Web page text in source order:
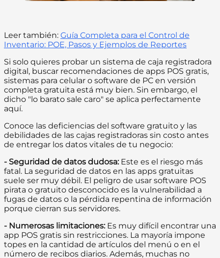
Leer también: Guía Completa para el Control de
Inventario: POE, Pasos y Ejemplos de Reportes
Si solo quieres probar un sistema de caja registradora
digital, buscar recomendaciones de apps POS gratis,
sistemas para celular o software de PC en versión
completa gratuita está muy bien. Sin embargo, el
dicho "lo barato sale caro" se aplica perfectamente
aquí.
Conoce las deficiencias del software gratuito y las
debilidades de las cajas registradoras sin costo antes
de entregar los datos vitales de tu negocio:
- Seguridad de datos dudosa:Este es el riesgo más
fatal. La seguridad de datos en las apps gratuitas
suele ser muy débil. El peligro de usar software POS
pirata o gratuito desconocido es la vulnerabilidad a
fugas de datos o la pérdida repentina de información
porque cierran sus servidores.
- Numerosas limitaciones:Es muy difícil encontrar una
app POS gratis sin restricciones. La mayoría impone
topes en la cantidad de artículos del menú o en el
número de recibos diarios. Además, muchas no